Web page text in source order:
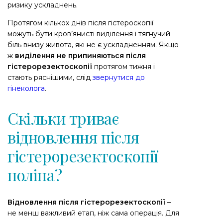
ризику ускладнень.
Протягом кількох днів після гістероскопії
можуть бути кров’янисті виділення і тягнучий
біль внизу живота, які не є ускладненням. Якщо
ж виділення не припиняються після
гістерорезектоскопії протягом тижня і
стають ряснішими, слід звернутися до
гінеколога.
Скільки триває
відновлення після
гістерорезектоскопії
поліпа?
Відновлення після гістерорезектоскопії –
не менш важливий етап, ніж сама операція. Для